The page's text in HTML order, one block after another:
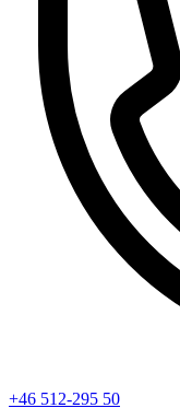
+46 512-295 50